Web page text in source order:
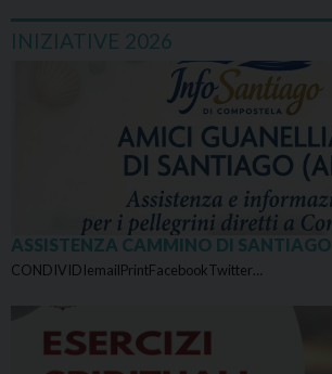
INIZIATIVE 2026
ASSISTENZA CAMMINO DI SANTIAGO
CONDIVIDIemailPrintFacebookTwitter…